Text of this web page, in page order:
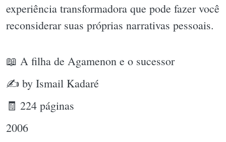
experiência transformadora que pode fazer você
reconsiderar suas próprias narrativas pessoais.
📖 A filha de Agamenon e o sucessor
✍ by Ismail Kadaré
🧾 224 páginas
2006